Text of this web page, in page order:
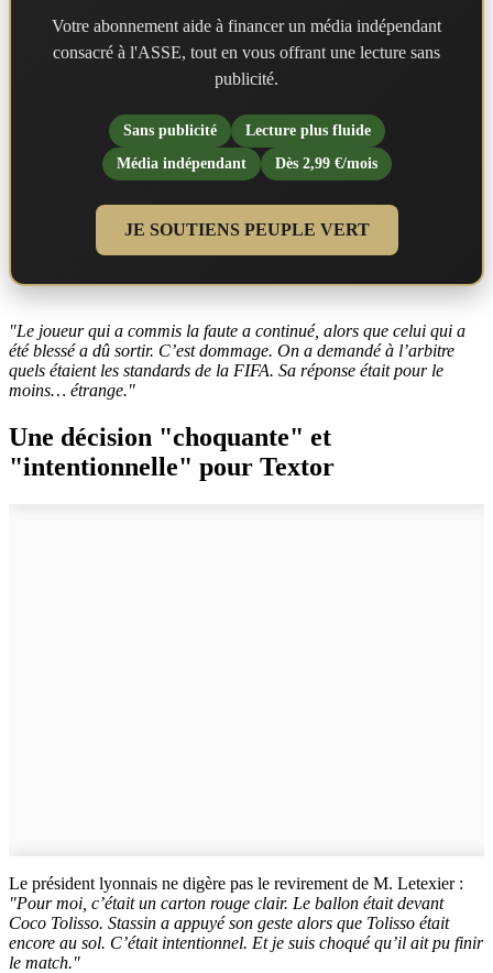
Votre abonnement aide à financer un média indépendant
consacré à l'ASSE, tout en vous offrant une lecture sans
publicité.
Sans publicité
Lecture plus fluide
Média indépendant
Dès 2,99 €/mois
JE SOUTIENS PEUPLE VERT
"Le joueur qui a commis la faute a continué, alors que celui qui a
été blessé a dû sortir. C’est dommage. On a demandé à l’arbitre
quels étaient les standards de la FIFA. Sa réponse était pour le
moins… étrange."
Une décision "choquante" et
"intentionnelle" pour Textor
Le président lyonnais ne digère pas le revirement de M. Letexier :
"Pour moi, c’était un carton rouge clair. Le ballon était devant
Coco Tolisso. Stassin a appuyé son geste alors que Tolisso était
encore au sol. C’était intentionnel. Et je suis choqué qu’il ait pu finir
le match."